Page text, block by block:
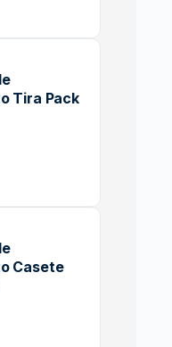
Tira Pack
Casete